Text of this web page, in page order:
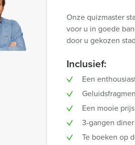
Onze quizmaster
voor u in goede
door u gekozen
Inclusief:
Een
Een mooie
3-gangen
Te boeken op